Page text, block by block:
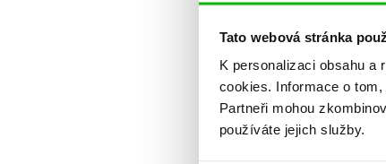
Tato webová stránka
K personalizaci obsahu
cookies. Informace o
Partneři mohou
používáte jejich služby.